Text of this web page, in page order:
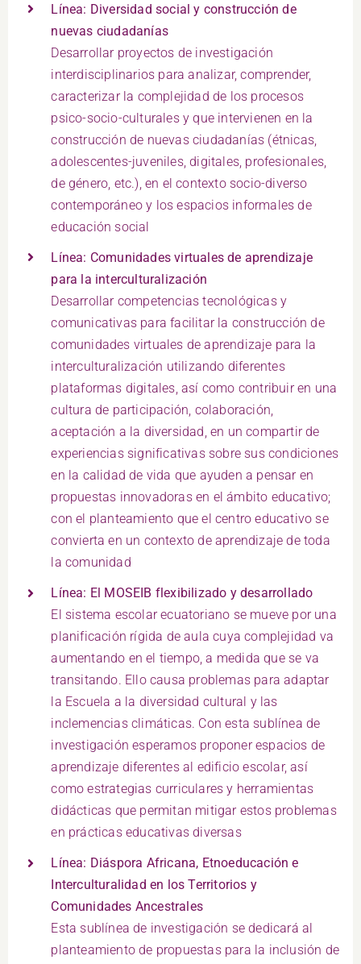
Línea: Diversidad social y construcción de
nuevas ciudadanías
Desarrollar proyectos de investigación
interdisciplinarios para analizar, comprender,
caracterizar la complejidad de los procesos
psico-socio-culturales y que intervienen en la
construcción de nuevas ciudadanías (étnicas,
adolescentes-juveniles, digitales, profesionales,
de género, etc.), en el contexto socio-diverso
contemporáneo y los espacios informales de
educación social
Línea: Comunidades virtuales de aprendizaje
para la interculturalización
Desarrollar competencias tecnológicas y
comunicativas para facilitar la construcción de
comunidades virtuales de aprendizaje para la
interculturalización utilizando diferentes
plataformas digitales, así como contribuir en una
cultura de participación, colaboración,
aceptación a la diversidad, en un compartir de
experiencias significativas sobre sus condiciones
en la calidad de vida que ayuden a pensar en
propuestas innovadoras en el ámbito educativo;
con el planteamiento que el centro educativo se
convierta en un contexto de aprendizaje de toda
la comunidad
Línea: El MOSEIB flexibilizado y desarrollado
El sistema escolar ecuatoriano se mueve por una
planificación rígida de aula cuya complejidad va
aumentando en el tiempo, a medida que se va
transitando. Ello causa problemas para adaptar
la Escuela a la diversidad cultural y las
inclemencias climáticas. Con esta sublínea de
investigación esperamos proponer espacios de
aprendizaje diferentes al edificio escolar, así
como estrategias curriculares y herramientas
didácticas que permitan mitigar estos problemas
en prácticas educativas diversas
Línea: Diáspora Africana, Etnoeducación e
Interculturalidad en los Territorios y
Comunidades Ancestrales
Esta sublínea de investigación se dedicará al
planteamiento de propuestas para la inclusión de